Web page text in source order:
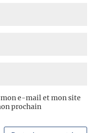
e-mail et mon site
prochain